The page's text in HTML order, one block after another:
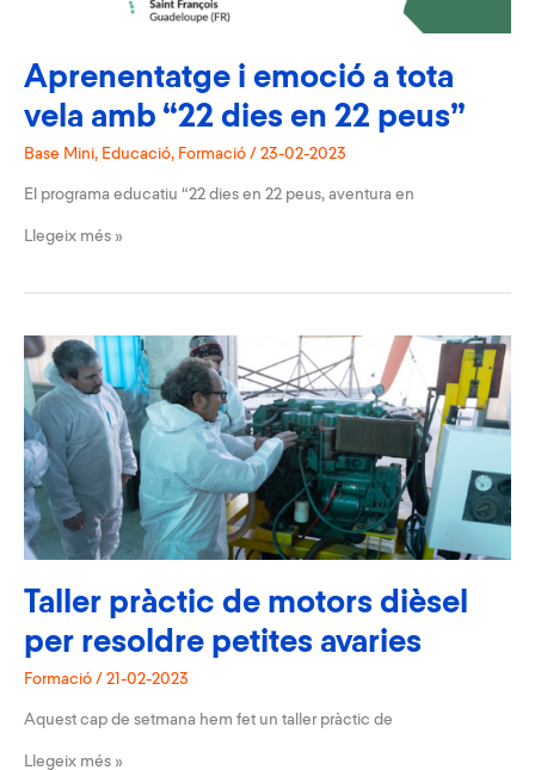
Aprenentatge i emoció a tota
vela amb “22 dies en 22 peus”
Base Mini, Educació, Formació / 23-02-2023
El programa educatiu “22 dies en 22 peus, aventura en
Aprenentatge
a
vela
amb
“22
dies
en
22
peus”
Llegeix més »
Taller pràctic de motors dièsel
per resoldre petites avaries
Formació / 21-02-2023
Aquest cap de setmana hem fet un taller pràctic de
Taller
Llegeix més »